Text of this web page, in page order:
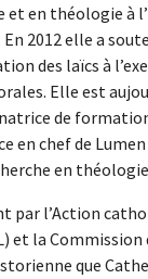
en théologie à
2012 elle a
des laïcs à
Elle est
de
en chef de Lumen
en
par l’Action
et la Commission
que